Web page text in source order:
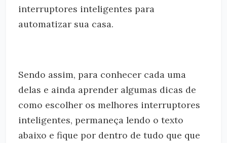
interruptores inteligentes para
automatizar sua casa.
Sendo assim, para conhecer cada uma
delas e ainda aprender algumas dicas de
como escolher os melhores interruptores
inteligentes, permaneça lendo o texto
abaixo e fique por dentro de tudo que que